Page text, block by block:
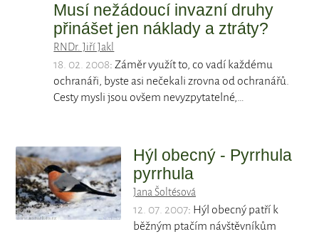
Musí nežádoucí invazní druhy
přinášet jen náklady a ztráty?
RNDr. Jiří Jakl
18. 02. 2008: Záměr využít to, co vadí každému
ochranáři, byste asi nečekali zrovna od ochranářů.
Cesty mysli jsou ovšem nevyzpytatelné,…
Hýl obecný - Pyrrhula
pyrrhula
Jana Šoltésová
12. 07. 2007: Hýl obecný patří k
běžným ptačím návštěvníkům